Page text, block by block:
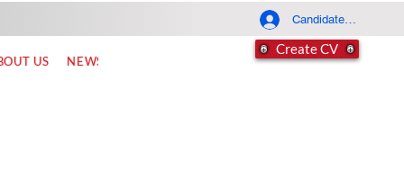
US NEWS
Create CV
Candidate Log In